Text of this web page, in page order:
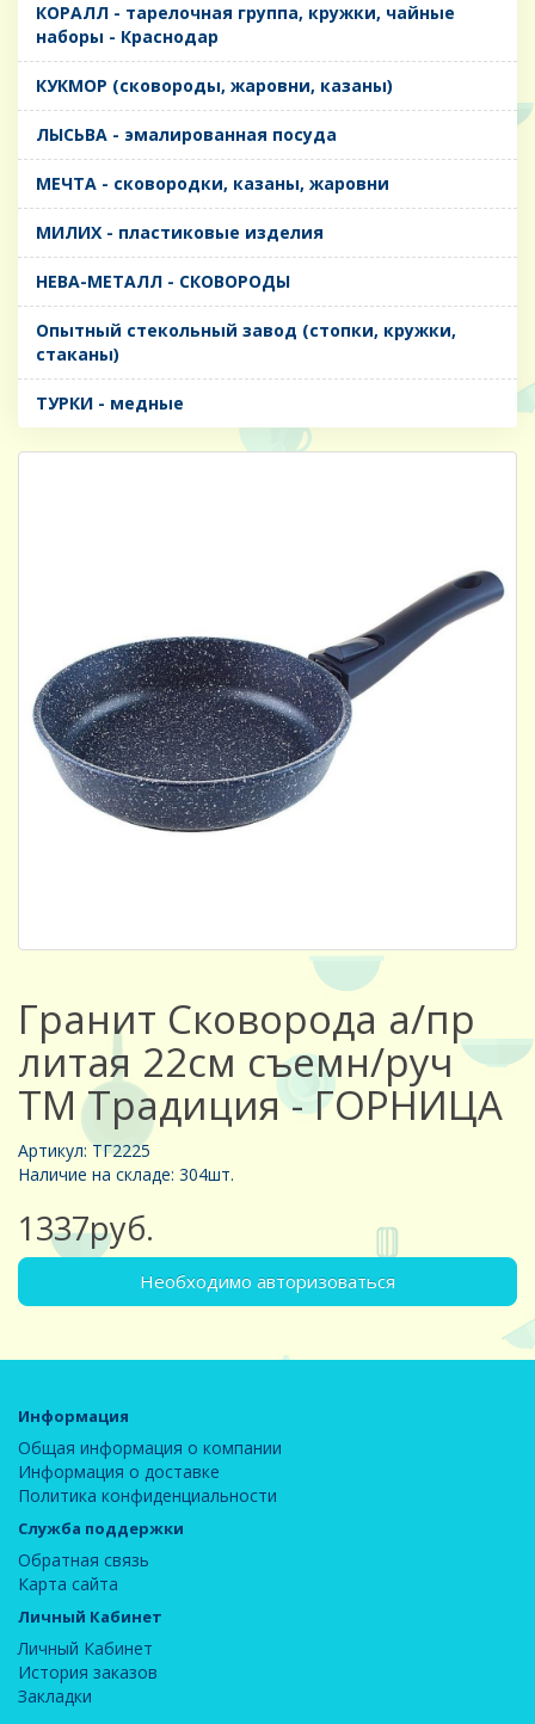
КОРАЛЛ - тарелочная группа, кружки, чайные
наборы - Краснодар
КУКМОР (сковороды, жаровни, казаны)
ЛЫСЬВА - эмалированная посуда
МЕЧТА - сковородки, казаны, жаровни
МИЛИХ - пластиковые изделия
НЕВА-МЕТАЛЛ - СКОВОРОДЫ
Опытный стекольный завод (стопки, кружки,
стаканы)
ТУРКИ - медные
Гранит Сковорода а/пр
литая 22см съемн/руч
ТМ Традиция - ГОРНИЦА
Артикул: ТГ2225
Наличие на складе: 304шт.
1337руб.
Необходимо авторизоваться
Информация
Общая информация о компании
Информация о доставке
Политика конфиденциальности
Служба поддержки
Обратная связь
Карта сайта
Личный Кабинет
Личный Кабинет
История заказов
Закладки